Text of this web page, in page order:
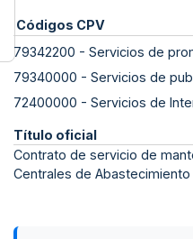
Códigos CPV
79342200 - Servicios de
79340000 - Servicios de
72400000 - Servicios de
Título oficial
Contrato de servicio de
Centrales de Abastecimiento